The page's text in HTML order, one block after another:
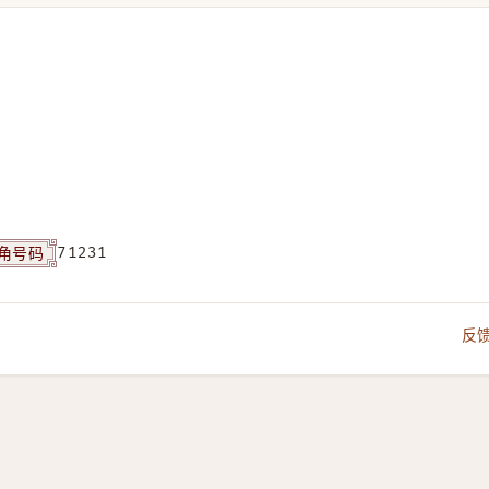
号码 71231
反